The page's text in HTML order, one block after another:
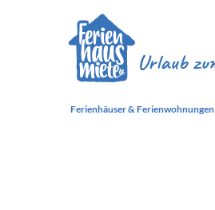
Ferienhäuser & Ferienwohnungen